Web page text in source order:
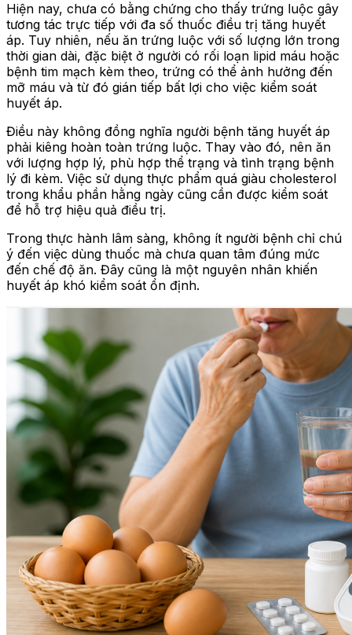
Hiện nay, chưa có bằng chứng cho thấy trứng luộc gây
tương tác trực tiếp với đa số thuốc điều trị tăng huyết
áp. Tuy nhiên, nếu ăn trứng luộc với số lượng lớn trong
thời gian dài, đặc biệt ở người có rối loạn lipid máu hoặc
bệnh tim mạch kèm theo, trứng có thể ảnh hưởng đến
mỡ máu và từ đó gián tiếp bất lợi cho việc kiểm soát
huyết áp.
Điều này không đồng nghĩa người bệnh tăng huyết áp
phải kiêng hoàn toàn trứng luộc. Thay vào đó, nên ăn
với lượng hợp lý, phù hợp thể trạng và tình trạng bệnh
lý đi kèm. Việc sử dụng thực phẩm quá giàu cholesterol
trong khẩu phần hằng ngày cũng cần được kiểm soát
để hỗ trợ hiệu quả điều trị.
Trong thực hành lâm sàng, không ít người bệnh chỉ chú
ý đến việc dùng thuốc mà chưa quan tâm đúng mức
đến chế độ ăn. Đây cũng là một nguyên nhân khiến
huyết áp khó kiểm soát ổn định.